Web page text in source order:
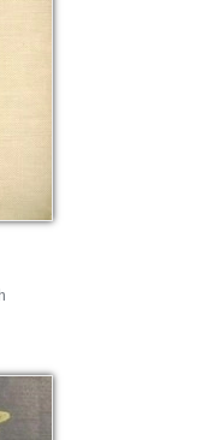
Wilde - FB2
Wilde -